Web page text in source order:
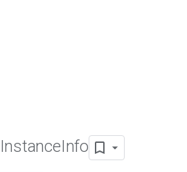
InstanceInfo